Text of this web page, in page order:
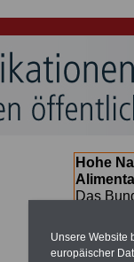
Hohe
Das
Unsere Website
europäischer